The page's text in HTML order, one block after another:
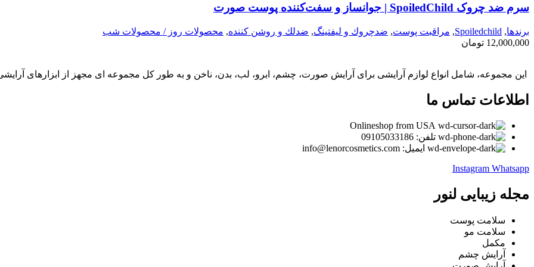
سرم ضد چروک SpoiledChild | جوانساز و سفت‌کننده پوست صورت
برندها,
Spoiledchild
, مراقبت پوست, ضدچروك و ليفتينگ, ضدلك و روشن كننده, محصولات روز / محصولات شب
12,000,000 تومان
این مجموعه، شامل انواع لوازم آرایشی برای آرایش صورت، چشم، ابرو، لب، بدن، ناخن و به طور کل مجموعه ای مجهز از ابزارهای
اطلاعات تماس ما
Onlineshop from USA
تلفن: 09105033186
ایمیل: info@lenorcosmetics.com
Instagram Whatsapp
مجله زیبایی لنور
سلامت پوست
سلامت مو
مکمل
آرایش چشم